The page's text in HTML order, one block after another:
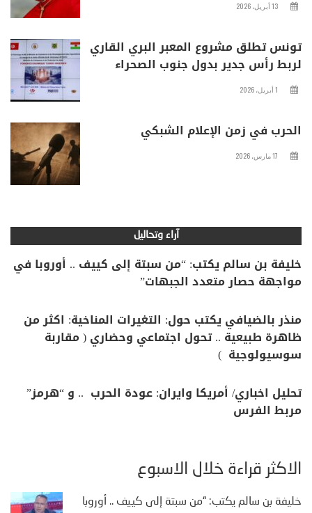
13 أبريل، 2026
تونس تطلق مشروع المعبر البري القاري
لربط رأس جدير بدول جنوب الصحراء
1 أبريل، 2026
الحرب في زمن الإعلام الشبكي
17 مارس، 2026
آراء وتحاليل
خليفة بن سالم يكتب: “من سبتة إلى كييف .. أوروبا في
مواجهة حصار متعدد الجبهات”
منذر بالضيافي يكتب حول: التغيرات المناخية: اكثر من
ظاهرة طبيعية .. تحول اجتماعي وحضاري ( مقاربة
سوسيولوجية )
تحليل اخباري/ أمريكا وايران: عودة الحرب .. و “هرمز”
مربط الفرس
الأكثر قراءة خلال الأسبوع
خليفة بن سالم يكتب: “من سبتة إلى كييف .. أوروبا